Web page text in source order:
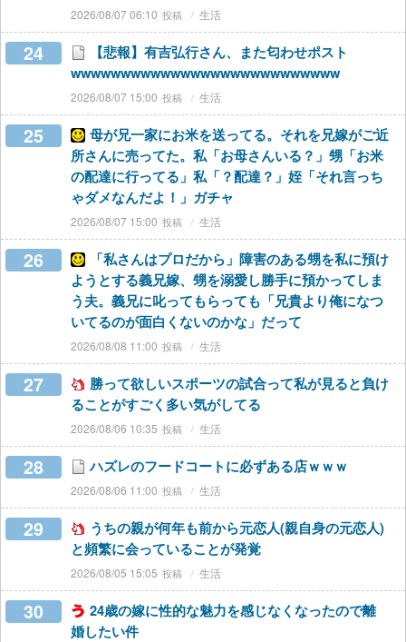
2026/08/07 06:10 生活
24
【悲報】有吉弘行さん、また匂わせポスト
wwwwwwwwwwwwwwwwwwwwwwwwwww
2026/08/07 15:00 生活
25
母が兄一家にお米を送ってる。それを兄嫁がご近
所さんに売ってた。私「お母さんいる？」甥「お米
の配達に行ってる」私「？配達？」姪「それ言っち
ゃダメなんだよ！」ガチャ
2026/08/07 15:00 生活
26
「私さんはプロだから」障害のある甥を私に預け
ようとする義兄嫁、甥を溺愛し勝手に預かってしま
う夫。義兄に叱ってもらっても「兄貴より俺になつ
いてるのが面白くないのかな」だって
2026/08/08 11:00 生活
27
勝って欲しいスポーツの試合って私が見ると負け
ることがすごく多い気がしてる
2026/08/06 10:35 生活
28 ハズレのフードコートに必ずある店ｗｗｗ
2026/08/06 11:00 生活
29
うちの親が何年も前から元恋人(親自身の元恋人)
と頻繁に会っていることが発覚
2026/08/05 15:05 生活
30
24歳の嫁に性的な魅力を感じなくなったので離
婚したい件